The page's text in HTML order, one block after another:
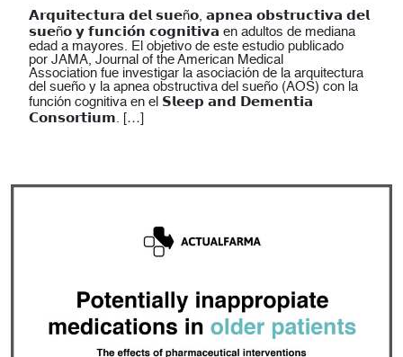
𝗔𝗿𝗾𝘂𝗶𝘁𝗲𝗰𝘁𝘂𝗿𝗮 𝗱𝗲𝗹 𝘀𝘂𝗲ñ𝗼, 𝗮𝗽𝗻𝗲𝗮 𝗼𝗯𝘀𝘁𝗿𝘂𝗰𝘁𝗶𝘃𝗮 𝗱𝗲𝗹
𝘀𝘂𝗲ñ𝗼 𝘆 𝗳𝘂𝗻𝗰𝗶𝗼́𝗻 𝗰𝗼𝗴𝗻𝗶𝘁𝗶𝘃𝗮 en adultos de mediana
edad a mayores. El objetivo de este estudio publicado
por JAMA, Journal of the American Medical
Association fue investigar la asociación de la arquitectura
del sueño y la apnea obstructiva del sueño (AOS) con la
función cognitiva en el 𝗦𝗹𝗲𝗲𝗽 𝗮𝗻𝗱 𝗗𝗲𝗺𝗲𝗻𝘁𝗶𝗮
𝗖𝗼𝗻𝘀𝗼𝗿𝘁𝗶𝘂𝗺. […]